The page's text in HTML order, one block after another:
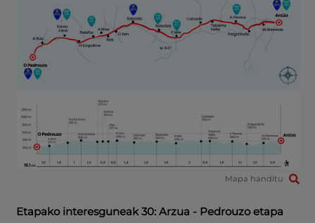
Mapa handitu
Etapako interesguneak 30: Arzua - Pedrouzo etapa